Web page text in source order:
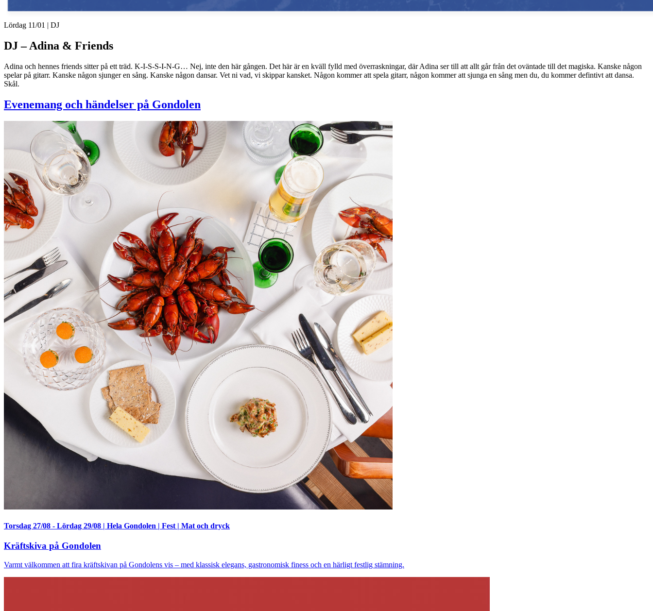
Lördag 11/01 | DJ
DJ – Adina & Friends
Adina och hennes friends sitter på ett träd. K-I-S-S-I-N-G… Nej, inte den här gången. Det här är en kväll fylld med överraskningar, där Adina ser till att allt går från det oväntade till det magiska. Kanske någon
spelar på gitarr. Kanske någon sjunger en sång. Kanske någon dansar. Vet ni vad, vi skippar kansket. Någon kommer att spela gitarr, någon kommer att sjunga en sång men du, du kommer defintivt att dansa.
Skål.
Evenemang och händelser på Gondolen
Torsdag 27/08 - Lördag 29/08 | Hela Gondolen | Fest | Mat och dryck
Kräftskiva på Gondolen
Varmt välkommen att fira kräftskivan på Gondolens vis – med klassisk elegans, gastronomisk finess och en härligt festlig stämning.